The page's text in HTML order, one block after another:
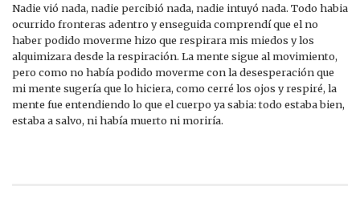
Nadie vió nada, nadie percibió nada, nadie intuyó nada. Todo habia
ocurrido fronteras adentro y enseguida comprendí que el no
haber podido moverme hizo que respirara mis miedos y los
alquimizara desde la respiración. La mente sigue al movimiento,
pero como no había podido moverme con la desesperación que
mi mente sugería que lo hiciera, como cerré los ojos y respiré, la
mente fue entendiendo lo que el cuerpo ya sabia: todo estaba bien,
estaba a salvo, ni había muerto ni moriría.